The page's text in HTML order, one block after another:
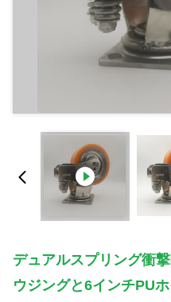
デュアルスプリング衝
ウジングと6インチPU